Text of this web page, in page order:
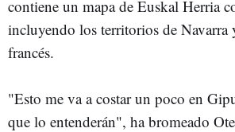
contiene un mapa de Euskal Herria
incluyendo los territorios de Navarra
francés.
"Esto me va a costar un poco en
que lo entenderán", ha bromeado